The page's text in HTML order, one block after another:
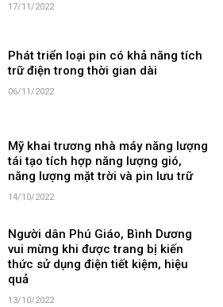
17/11/2022
Phát triển loại pin có khả năng tích
trữ điện trong thời gian dài
06/11/2022
Mỹ khai trương nhà máy năng lượng
tái tạo tích hợp năng lượng gió,
năng lượng mặt trời và pin lưu trữ
14/10/2022
Người dân Phú Giáo, Bình Dương
vui mừng khi được trang bị kiến
thức sử dụng điện tiết kiệm, hiệu
quả
13/10/2022